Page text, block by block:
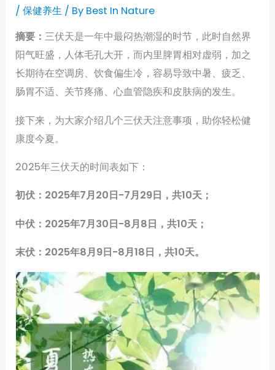
/保健养生 / By Best In Nature
摘要：三伏天是一年中最闷热潮湿的时节，此时自然界
阳气旺盛，人体毛孔大开，而内里脾胃相对虚弱，加之
长期待在空调房、饮食偏生冷，容易导致中暑、疲乏、
肠胃不适、关节疼痛、心血管隐疾和皮肤病的发生。
接下来，为大家介绍几个三伏天注意事项，助你轻松健
康度今夏。
2025年三伏天的时间表如下：
初伏：2025年7月20日-7月29日，共10天；
中伏：2025年7月30日-8月8日，共10天；
末伏：2025年8月9日-8月18日，共10天。